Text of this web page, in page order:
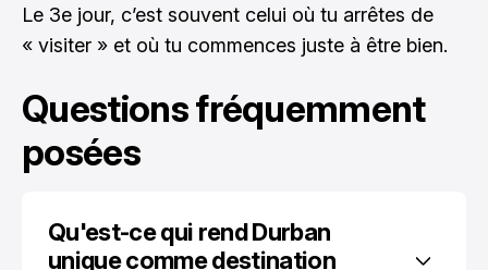
Le 3e jour, c’est souvent celui où tu arrêtes de
« visiter » et où tu commences juste à être bien.
Questions fréquemment
posées
Qu'est-ce qui rend Durban
unique comme destination